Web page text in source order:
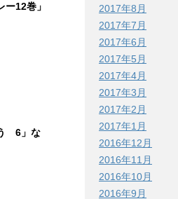
12巻」
6」な
2017年8月
2017年7月
2017年6月
2017年5月
2017年4月
2017年3月
2017年2月
2017年1月
2016年12月
2016年11月
2016年10月
2016年9月